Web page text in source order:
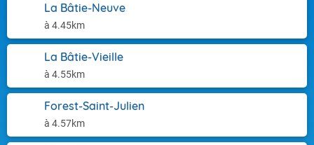
La Bâtie-Neuve
à 4.45km
La Bâtie-Vieille
à 4.55km
Forest-Saint-Julien
à 4.57km